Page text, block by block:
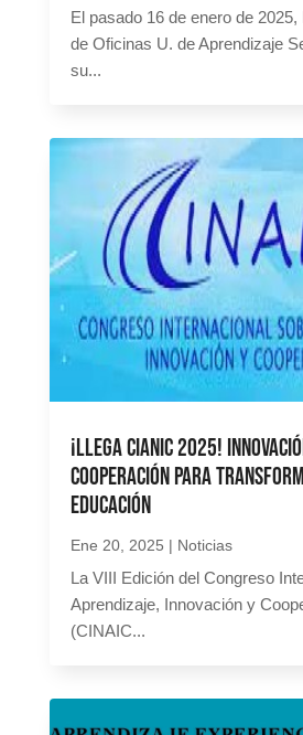
El pasado 16 de enero de
de Oficinas U. de Aprendizaje
su...
¡Llega CIANIC 2025!
cooperación para
educación
Ene 20, 2025 | Noticias
La VIII Edición del Congreso
Aprendizaje, Innovación y
(CINAIC...